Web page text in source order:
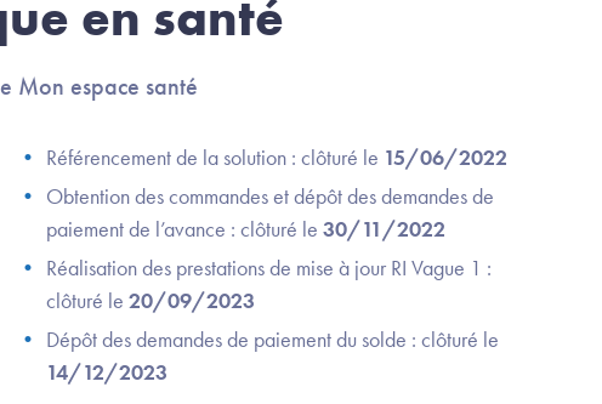
en santé
Mon espace santé
Référencement de la solution : clôturé le 15/06/2022
Obtention des commandes et dépôt des demandes de
paiement de l’avance : clôturé le 30/11/2022
Réalisation des prestations de mise à jour RI Vague 1 :
clôturé le 20/09/2023
Dépôt des demandes de paiement du solde : clôturé le
14/12/2023